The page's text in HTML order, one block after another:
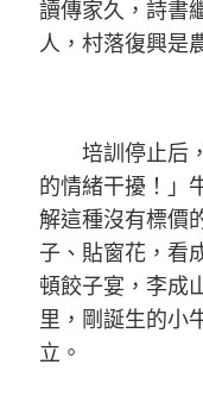
讀傳家久，詩書
人，村落復興是
培訓停止后
的情緒干擾！」
解這種沒有標價
子、貼窗花，看
頓餃子宴，李成
里，剛誕生的小
立。